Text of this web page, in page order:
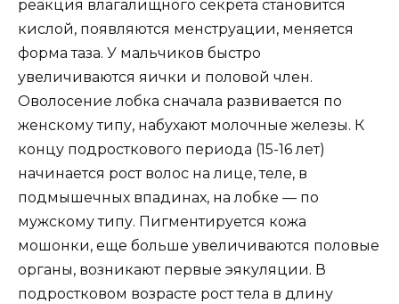
реакция влагалищного секрета становится
кислой, появляются менструации, меняется
форма таза. У мальчиков быстро
увеличиваются яички и половой член.
Оволосение лобка сначала развивается по
женскому типу, набухают молочные железы. К
концу подросткового периода (15-16 лет)
начинается рост волос на лице, теле, в
подмышечных впадинах, на лобке — по
мужскому типу. Пигментируется кожа
мошонки, еще больше увеличиваются половые
органы, возникают первые эякуляции. В
подростковом возрасте рост тела в длину